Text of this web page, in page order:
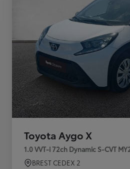
Toyota Aygo X
1.0 VVT-i 72ch Dynamic S-CVT
BREST CEDEX 2